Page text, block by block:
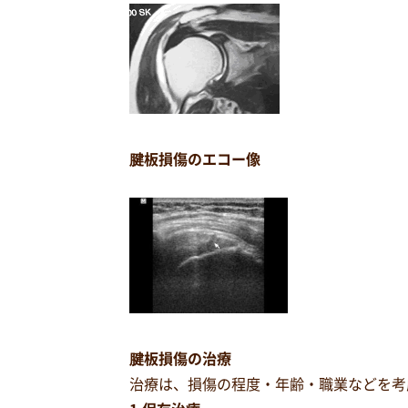
腱板損傷のエコー像
腱板損傷の治療
治療は、損傷の程度・年齢・職業などを考